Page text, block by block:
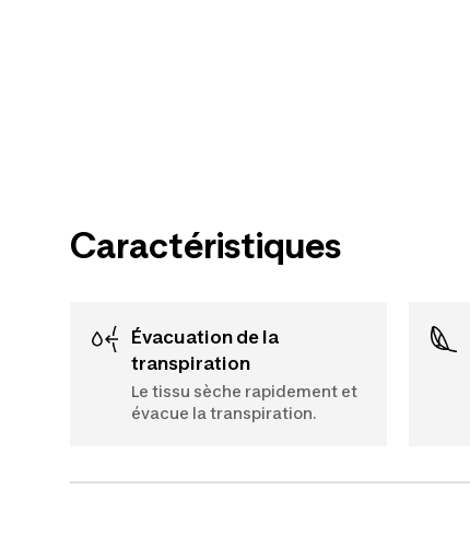
Caractéristiques
Évacuation de la
transpiration
Le tissu sèche rapidement et
évacue la transpiration.